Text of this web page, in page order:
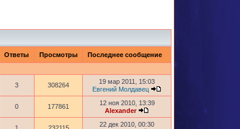
Ответы Просмотры Последнее сообщение
3 308264
19 мар 2011, 15:03
Евгений Молдавец
0 177861
12 ноя 2010, 13:39
Alexander
22 дек 2010, 00:30